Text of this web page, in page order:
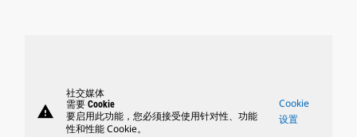
warning
社交媒体
需要 Cookie
要启用此功能，您必须接受使用针对性、功能
性和性能 Cookie。
Cookie
设置